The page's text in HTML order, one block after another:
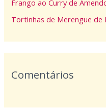
o
:
Frango ao Curry de
Tortinhas de Merengue de
Comentários